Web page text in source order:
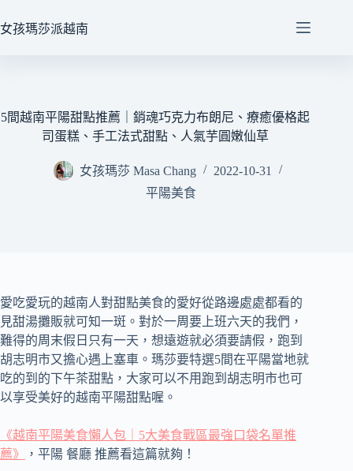
至
女孩瑪莎派越南
5間越南平陽甜點推薦｜銷魂巧克力布朗尼、療癒優格起
司蛋糕、手工法式甜點、人氣芋圓嫩仙草
女孩瑪莎 Masa Chang
2022-10-31
平陽美食
愛吃愛玩的越南人對甜點美食的愛好從路邊處處都看的
見甜湯攤販就可知一斑。對於一周要上班六天的我們，
難得的周末假日只有一天，想遠遊就必須要請假，跑到
胡志明市又擔心遇上塞車。瑪莎要特選5間在平陽當地就
吃的到的下午茶甜點，大家可以不用跑到胡志明市也可
以享受美好的越南平陽甜點喔。
《越南平陽美食懶人包｜5大美食戰區最強口袋名單推
薦》
，平陽 餐廳 推薦看這篇就夠！